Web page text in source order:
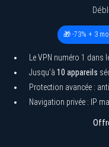
🎁 -73% + 3
Le VPN numéro 1 dans
Jusqu’à 10 appareils
Protection avancée :
Navigation privée : IP